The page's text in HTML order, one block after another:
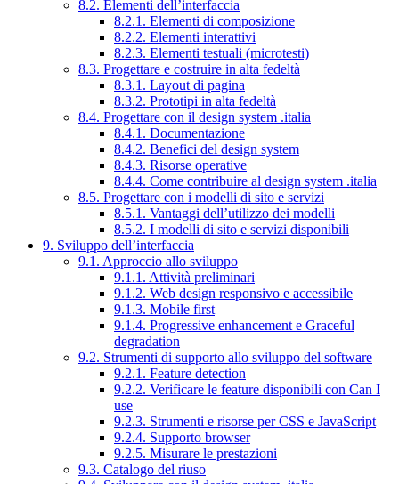
8.2. Elementi dell’interfaccia
8.2.1. Elementi di composizione
8.2.2. Elementi interattivi
8.2.3. Elementi testuali (microtesti)
8.3. Progettare e costruire in alta fedeltà
8.3.1. Layout di pagina
8.3.2. Prototipi in alta fedeltà
8.4. Progettare con il design system .italia
8.4.1. Documentazione
8.4.2. Benefici del design system
8.4.3. Risorse operative
8.4.4. Come contribuire al design system .italia
8.5. Progettare con i modelli di sito e servizi
8.5.1. Vantaggi dell’utilizzo dei modelli
8.5.2. I modelli di sito e servizi disponibili
9. Sviluppo dell’interfaccia
9.1. Approccio allo sviluppo
9.1.1. Attività preliminari
9.1.2. Web design responsivo e accessibile
9.1.3. Mobile first
9.1.4. Progressive enhancement e Graceful
degradation
9.2. Strumenti di supporto allo sviluppo del software
9.2.1. Feature detection
9.2.2. Verificare le feature disponibili con Can I
use
9.2.3. Strumenti e risorse per CSS e JavaScript
9.2.4. Supporto browser
9.2.5. Misurare le prestazioni
9.3. Catalogo del riuso